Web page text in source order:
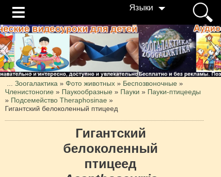
Языки
Зоогалактика » Фото животных » Беспозвоночные »
Членистоногие » Паукообразные » Пауки » Пауки-птицееды
» Подсемейство Theraphosinae »
Гигантский белоколенный птицеед
Гигантский
белоколенный
птицеед